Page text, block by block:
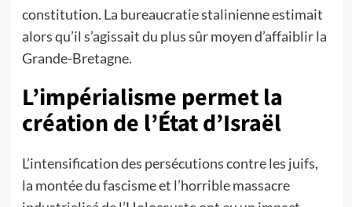
constitution. La bureaucratie stalinienne estimait
alors qu’il s’agissait du plus sûr moyen d’affaiblir la
Grande-Bretagne.
L’impérialisme permet la
création de l’État d’Israël
L’intensification des persécutions contre les juifs,
la montée du fascisme et l’horrible massacre